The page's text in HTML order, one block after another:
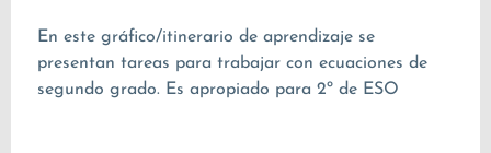
En este gráfico/itinerario de aprendizaje se
presentan tareas para trabajar con ecuaciones de
segundo grado. Es apropiado para 2º de ESO